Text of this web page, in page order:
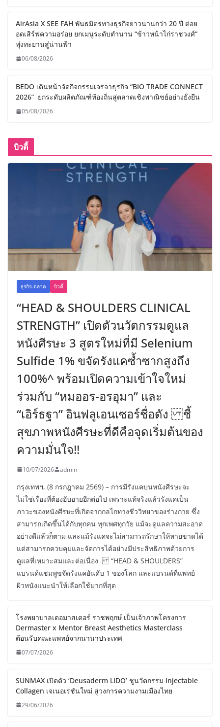
AirAsia X SEE FAH พันธมิตรทางธุรกิจยาวนานกว่า 20 ปี ต่อย
อดเสิร์ฟความอร่อย ยกเมนูระดับตำนาน “ข้าวหน้าไก่ราชวงศ์”
พุ่งทะยานสู่น่านฟ้า
06/08/2026
BEDO เดินหน้าจัดกิจกรรมเจรจาธุรกิจ “BIO TRADE CONNECT
2026” ยกระดับผลิตภัณฑ์ท้องถิ่นสู่ตลาดเชิงพาณิชย์อย่างยั่งยืน
05/08/2026
บิวตี้
ธุรกิจ-ตลาด บิวตี้
“HEAD & SHOULDERS CLINICAL
STRENGTH” เปิดตัวนวัตกรรมดูแล
หนังศีรษะ 3 สูตรใหม่ที่มี Selenium
Sulfide 1% ขจัดรังแคซ้ำซากสูงถึง
100%^ พร้อมเปิดความเข้าใจใหม่
ร่วมกับ “หมออร-อรอุมา” และ
“เอิร์ธฐา” อินฟลูเอนเซอร์ชื่อดัง ชี้
สุขภาพหนังศีรษะที่ดีคือจุดเริ่มต้นของ
ความมั่นใจ!!
10/07/2026 admin
กรุงเทพฯ, (8 กรกฎาคม 2569) – การมีรังแคบนหนังศีรษะจะ
ไม่ใช่เรื่องที่ต้องอับอายอีกต่อไป เพราะแท้จริงแล้วรังแคเป็น
ภาวะของหนังศีรษะที่เกิดจากกลไกทางชีววิทยาของร่างกาย ซึ่ง
สามารถเกิดขึ้นได้กับทุกคน ทุกเพศทุกวัย แม้จะดูแลความสะอาด
อย่างดีแล้วก็ตาม และแม้รังแคจะไม่สามารถรักษาให้หายขาดได้
แต่สามารถควบคุมและจัดการได้อย่างมีประสิทธิภาพด้วยการ
ดูแลที่เหมาะสมและต่อเนื่อง “HEAD & SHOULDERS”
แบรนด์แชมพูขจัดรังแคอันดับ 1 ของโลก และแบรนด์ที่แพทย์
ผิวหนังแนะนำให้เลือกใช้มากที่สุด
โรงพยาบาลเดอมาสเตอร์ ราชพฤกษ์ เป็นเจ้าภาพโครงการ
Dermaster x Mentor Breast Aesthetics Masterclass
ต้อนรับคณะแพทย์จากนานาประเทศ
07/07/2026
SUNMAX เปิดตัว ‘Deusaderm LIDO’ ชูนวัตกรรม Injectable
Collagen เจเนอเรชันใหม่ สู่วงการความงามเมืองไทย
29/06/2026